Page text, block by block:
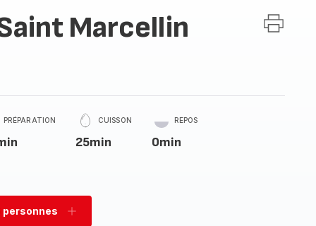
Marcellin
PRÉPARATION CUISSON
25min
REPOS
0min
personnes
Ajouter